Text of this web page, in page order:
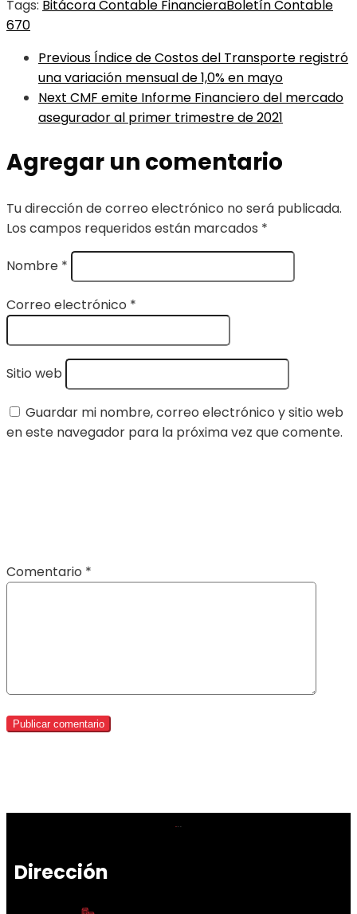
Tags: Bitácora Contable FinancieraBoletín Contable
670
PreviousÍndice de Costos del Transporte registró
una variación mensual de 1,0% en mayo
Next CMF emite Informe Financiero del mercado
asegurador al primer trimestre de 2021
Agregar un comentario
Tu dirección de correo electrónico no será publicada.
Los campos requeridos están marcados *
Nombre *
Correo electrónico *
Sitio web
Guardar mi nombre, correo electrónico y sitio web
en este navegador para la próxima vez que comente.
Comentario *
Dirección